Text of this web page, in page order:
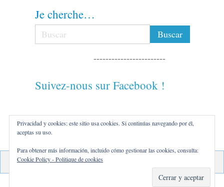
Je cherche…
------------------------
Suivez-nous sur Facebook !
------------------------
Privacidad y cookies: este sitio usa cookies. Si continúas navegando por él,
aceptas su uso.
Para obtener más información, incluido cómo gestionar las cookies, consulta:
Cookie Policy - Politique de cookies